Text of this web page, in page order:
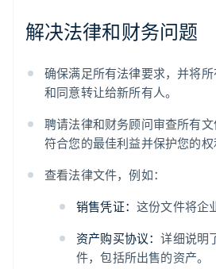
解决法律和财务问题
确保满足所有法律要求，并将
和同意转让给新所有人。
聘请法律和财务顾问审查所有
符合您的最佳利益并保护您的权
查看法律文件，例如：
销售凭证： 这份文件将企
资产购买协议：详细说明
件，包括所出售的资产。